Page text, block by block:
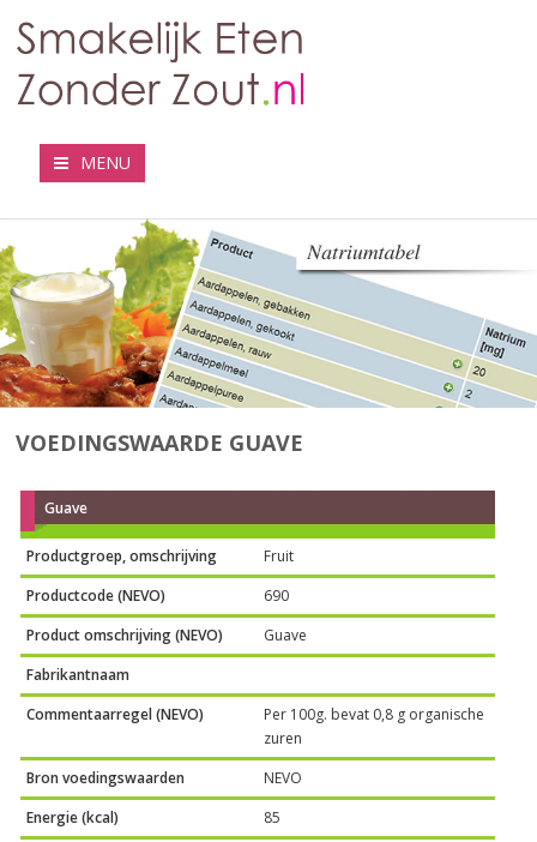
MENU
VOEDINGSWAARDE GUAVE
Guave
Productgroep, omschrijving
Fruit
Productcode (NEVO)
690
Product omschrijving (NEVO)
Guave
Fabrikantnaam
Commentaarregel (NEVO)
Per 100g. bevat 0,8 g organische
zuren
Bron voedingswaarden
NEVO
Energie (kcal)
85